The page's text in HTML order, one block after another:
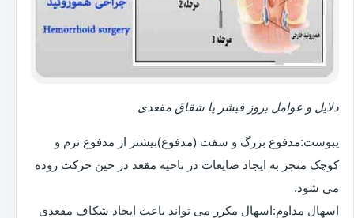
دلایل و عوامل بروز فیشر یا شقاق مقعدی
یبوست:مدفوع بزرگ و سفت (مدفوع)بیشتر از مدفوع نرم و
کوچک منجر به ایجاد ضایعات در ناحیه مقعد در حین حرکت روده
می شود.
اسهال مداوم:اسهال مکرر می تواند باعث ایجاد شکاف مقعدی